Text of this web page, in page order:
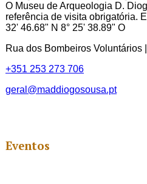
O Museu de Arqueologia D.
referência de visita obrigatória.
32' 46.68" N 8° 25' 38.89" O
Rua dos Bombeiros Voluntários
+351 253 273 706
geral@maddiogosousa.pt
Eventos